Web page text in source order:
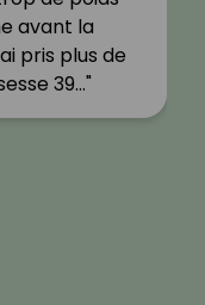
avant la
pris plus de
39…"